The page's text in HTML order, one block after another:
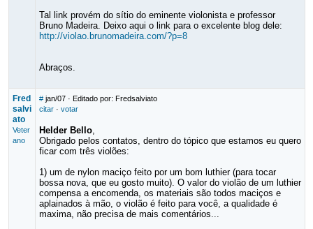
Tal link provém do sítio do eminente violonista e professor
Bruno Madeira. Deixo aqui o link para o excelente blog dele:
http://violao.brunomadeira.com/?p=8
Abraços.
Fred
salvi
ato
Veter
ano
# jan/07· Editado por: Fredsalviato
citar· votar
Helder Bello,
Obrigado pelos contatos, dentro do tópico que estamos eu quero
ficar com três violões:
1) um de nylon maciço feito por um bom luthier (para tocar
bossa nova, que eu gosto muito). O valor do violão de um luthier
compensa a encomenda, os materiais são todos maciços e
aplainados à mão, o violão é feito para você, a qualidade é
maxima, não precisa de mais comentários...